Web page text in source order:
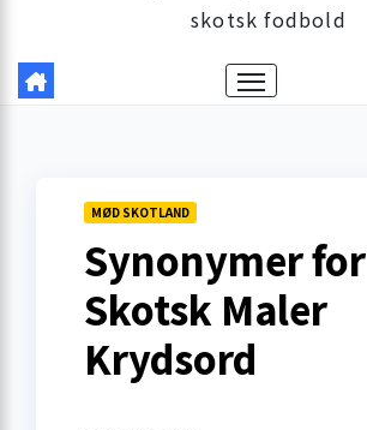
skotsk fodbold
MØD SKOTLAND
Synonymer for
Skotsk Maler
Krydsord